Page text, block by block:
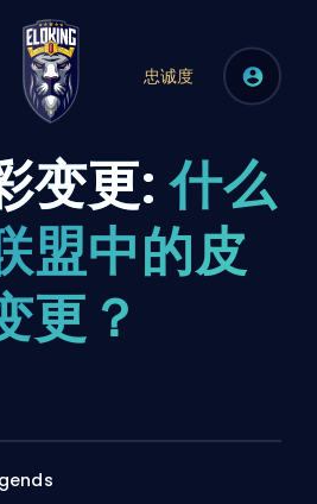
忠诚度
变更: 什么
盟中的皮
更？